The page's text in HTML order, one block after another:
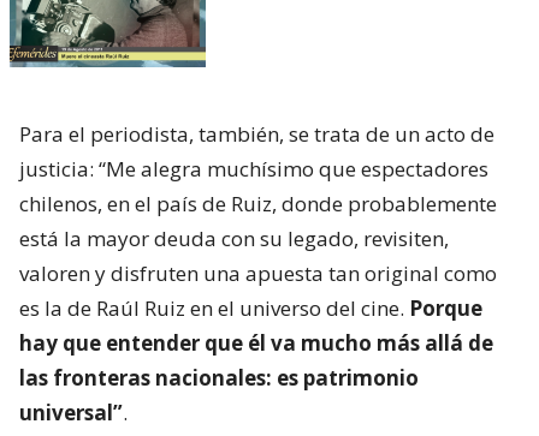
Para el periodista, también, se trata de un acto de
justicia: “Me alegra muchísimo que espectadores
chilenos, en el país de Ruiz, donde probablemente
está la mayor deuda con su legado, revisiten,
valoren y disfruten una apuesta tan original como
es la de Raúl Ruiz en el universo del cine. Porque
hay que entender que él va mucho más allá de
las fronteras nacionales: es patrimonio
universal”.